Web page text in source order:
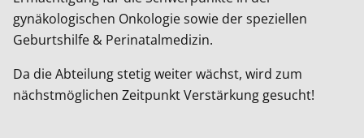
gynäkologischen Onkologie sowie der speziellen
Geburtshilfe & Perinatalmedizin.
Da die Abteilung stetig weiter wächst, wird zum
nächstmöglichen Zeitpunkt Verstärkung gesucht!